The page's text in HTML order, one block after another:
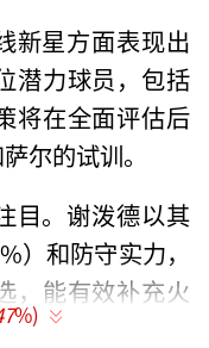
新星方面表现出
潜力球员，包括
将在全面评估后
尔的试训。
目。谢泼德以其
）和防守实力，
，能有效补充火
来是否续约申京
%)